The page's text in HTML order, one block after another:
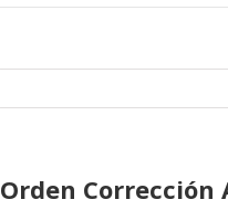
Orden Corrección